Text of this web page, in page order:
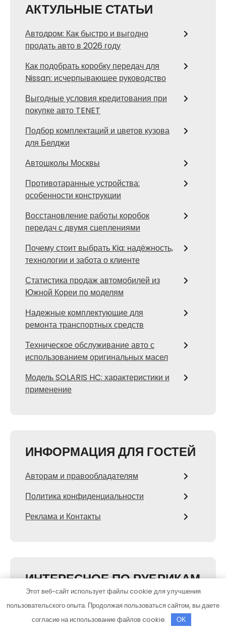
АКТУЛЬНЫЕ СТАТЬИ
Автодром: Как быстро и выгодно
продать авто в 2026 году
Как подобрать коробку передач для
Nissan: исчерпывающее руководство
Выгодные условия кредитования при
покупке авто TENET
Подбор комплектаций и цветов кузова
для Белджи
Автошколы Москвы
Противотаранные устройства:
особенности конструкции
Восстановление работы коробок
передач с двумя сцеплениями
Почему стоит выбрать Kia: надёжность,
технологии и забота о клиенте
Статистика продаж автомобилей из
Южной Кореи по моделям
Надежные комплектующие для
ремонта транспортных средств
Техническое обслуживание авто с
использованием оригинальных масел
Модель SOLARIS HC: характеристики и
применение
ИНФОРМАЦИЯ ДЛЯ ГОСТЕЙ
Авторам и правообладателям
Политика конфиденциальности
Реклама и Контакты
ИНТЕРЕСНОЕ ПО РУБРИКАМ
Автомобильные новости
Бизнес и финансы
Этот веб-сайт использует файлы cookie для улучшения
пользовательского опыта. Продолжая пользоваться сайтом, вы даете
согласие на использование файлов cookie.
OK